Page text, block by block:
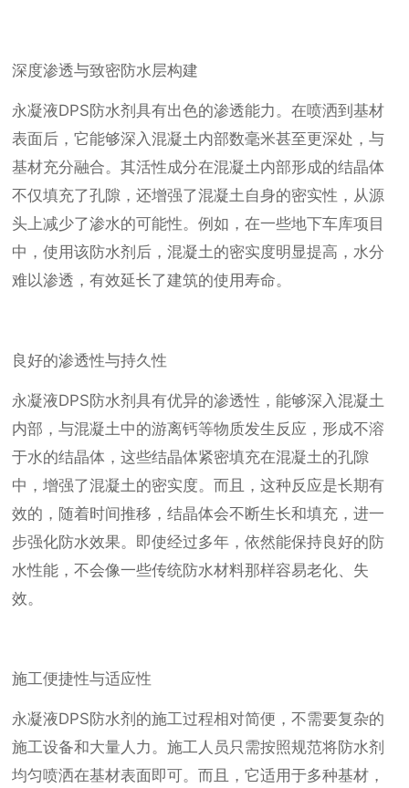
深度渗透与致密防水层构建
永凝液DPS防水剂具有出色的渗透能力。在喷洒到基材
表面后，它能够深入混凝土内部数毫米甚至更深处，与
基材充分融合。其活性成分在混凝土内部形成的结晶体
不仅填充了孔隙，还增强了混凝土自身的密实性，从源
头上减少了渗水的可能性。例如，在一些地下车库项目
中，使用该防水剂后，混凝土的密实度明显提高，水分
难以渗透，有效延长了建筑的使用寿命。
良好的渗透性与持久性
永凝液DPS防水剂具有优异的渗透性，能够深入混凝土
内部，与混凝土中的游离钙等物质发生反应，形成不溶
于水的结晶体，这些结晶体紧密填充在混凝土的孔隙
中，增强了混凝土的密实度。而且，这种反应是长期有
效的，随着时间推移，结晶体会不断生长和填充，进一
步强化防水效果。即使经过多年，依然能保持良好的防
水性能，不会像一些传统防水材料那样容易老化、失
效。
施工便捷性与适应性
永凝液DPS防水剂的施工过程相对简便，不需要复杂的
施工设备和大量人力。施工人员只需按照规范将防水剂
均匀喷洒在基材表面即可。而且，它适用于多种基材，